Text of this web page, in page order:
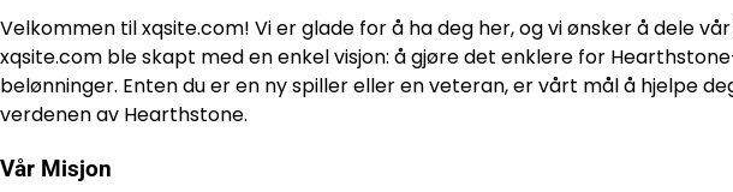
Velkommen til xqsite.com! Vi er glade for å ha deg her, og vi ønsker å dele
xqsite.com ble skapt med en enkel visjon: å gjøre det enklere for
belønninger. Enten du er en ny spiller eller en veteran, er vårt mål å hjelpe
verdenen av Hearthstone.
Vår Misjon